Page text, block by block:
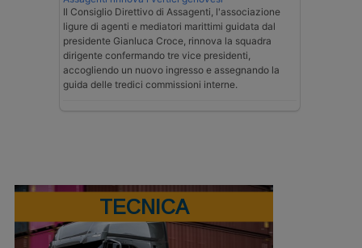
Il Consiglio Direttivo di Assagenti, l'associazione
ligure di agenti e mediatori marittimi guidata dal
presidente Gianluca Croce, rinnova la squadra
dirigente confermando tre vice presidenti,
accogliendo un nuovo ingresso e assegnando la
guida delle tredici commissioni interne.
TECNICA